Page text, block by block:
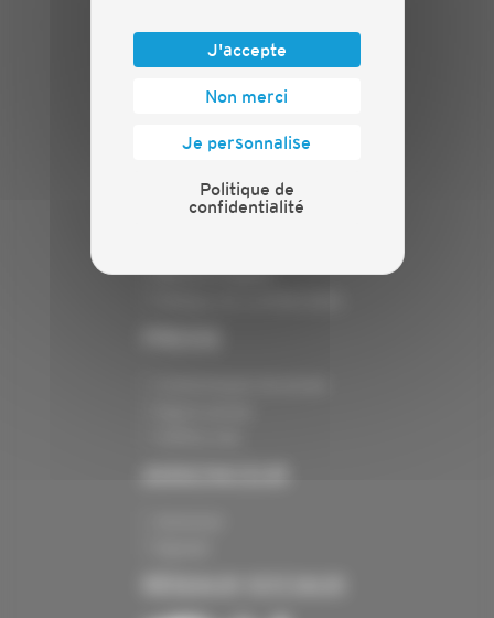
Actualités
Evénements
Nos services
INFORMATIONS
Mentions légales
J'accepte
Non merci
Je personnalise
Politique de
confidentialité